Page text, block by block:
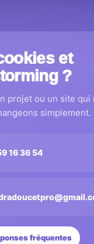
et
?
projet ou un site qui
simplement.
16 36 54
fréquentes